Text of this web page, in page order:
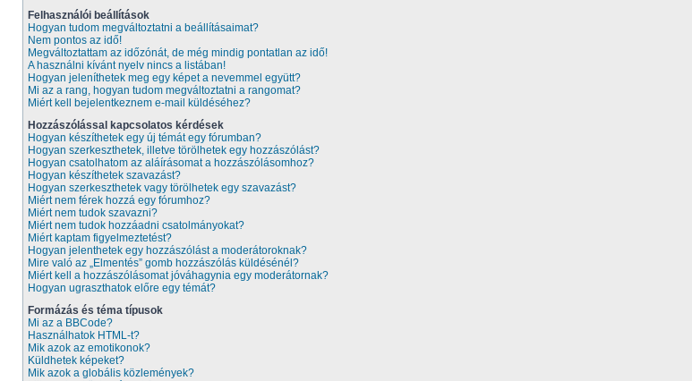
Felhasználói beállítások
Hogyan tudom megváltoztatni a beállításaimat?
Nem pontos az idő!
Megváltoztattam az időzónát, de még mindig pontatlan az idő!
A használni kívánt nyelv nincs a listában!
Hogyan jeleníthetek meg egy képet a nevemmel együtt?
Mi az a rang, hogyan tudom megváltoztatni a rangomat?
Miért kell bejelentkeznem e-mail küldéséhez?
Hozzászólással kapcsolatos kérdések
Hogyan készíthetek egy új témát egy fórumban?
Hogyan szerkeszthetek, illetve törölhetek egy hozzászólást?
Hogyan csatolhatom az aláírásomat a hozzászólásomhoz?
Hogyan készíthetek szavazást?
Hogyan szerkeszthetek vagy törölhetek egy szavazást?
Miért nem férek hozzá egy fórumhoz?
Miért nem tudok szavazni?
Miért nem tudok hozzáadni csatolmányokat?
Miért kaptam figyelmeztetést?
Hogyan jelenthetek egy hozzászólást a moderátoroknak?
Mire való az „Elmentés” gomb hozzászólás küldésénél?
Miért kell a hozzászólásomat jóváhagynia egy moderátornak?
Hogyan ugraszthatok előre egy témát?
Formázás és téma típusok
Mi az a BBCode?
Használhatok HTML-t?
Mik azok az emotikonok?
Küldhetek képeket?
Mik azok a globális közlemények?